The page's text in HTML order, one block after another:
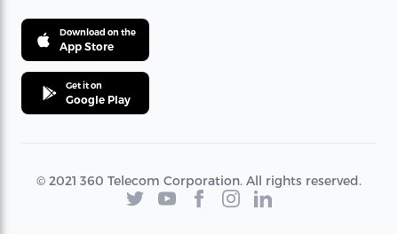
Download on the
App Store
Get it on
Google Play
© 2021 360 Telecom Corporation. All rights reserved.